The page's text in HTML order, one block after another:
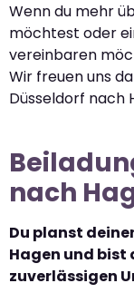
Wenn du mehr
möchtest oder
vereinbaren
Wir freuen uns
Düsseldorf nach
nach
Du planst
Hagen und bist
zuverlässigen